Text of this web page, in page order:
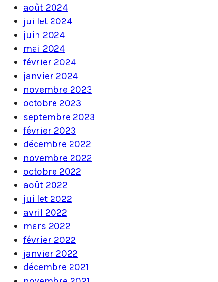
août 2024
juillet 2024
juin 2024
mai 2024
février 2024
janvier 2024
novembre 2023
octobre 2023
septembre 2023
février 2023
décembre 2022
novembre 2022
octobre 2022
août 2022
juillet 2022
avril 2022
mars 2022
février 2022
janvier 2022
décembre 2021